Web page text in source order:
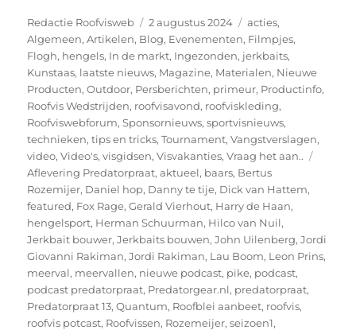
Auteur
Redactie Roofvisweb
Geplaatst
op
2 augustus 2024 Categorieën
acties,
Algemeen,Artikelen, Blog, Evenementen, Filmpjes,
Flogh, hengels, In de markt, Ingezonden, jerkbaits,
Kunstaas, laatste nieuws, Magazine, Materialen, Nieuwe
Producten,Outdoor, Persberichten, primeur, Productinfo,
Roofvis Wedstrijden, roofvisavond, roofviskleding,
Roofviswebforum,Sponsornieuws,sportvisnieuws,
technieken,tips en tricks,Tournament,Vangstverslagen,
video,Video's,visgidsen,Visvakanties,Vraag het aan..
Aflevering Predatorpraat,aktueel, baars, Bertus
Rozemijer, Daniel hop, Danny te tije, Dick van Hattem,
featured, Fox Rage,Gerald Vierhout, Harry de Haan,
hengelsport, Herman Schuurman, Hilco van Nuil,
Jerkbait bouwer,Jerkbaits bouwen,John Uilenberg,Jordi
Giovanni Rakiman,Jordi Rakiman, Lau Boom, Leon Prins,
meerval, meervallen, nieuwe podcast, pike, podcast,
podcast predatorpraat, Predatorgear.nl, predatorpraat,
Predatorpraat 13,Quantum, Roofblei aanbeet, roofvis,
roofvis potcast, Roofvissen, Rozemeijer,seizoen1,